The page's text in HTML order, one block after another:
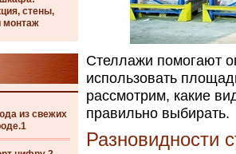
стены,
монтаж
из свежих
Стеллажи помогают
использовать
рассмотрим, какие
правильно выбирать.
Разновидности